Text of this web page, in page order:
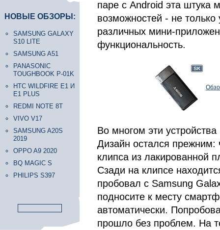
НОВЫЕ ОБЗОРЫ:
SAMSUNG GALAXY
S10 LITE
SAMSUNG A51
PANASONIC
TOUGHBOOK P-01K
HTC WILDFIRE E1 И
E1 PLUS
REDMI NOTE 8T
VIVO V17
SAMSUNG A20S
2019
OPPO A9 2020
BQ MAGIC S
PHILIPS S397
паре с Android эта штука
возможностей - не
различных мини-
функциональность.
Во многом эти
Дизайн остался прежним:
клипса из лакированной
Сзади на клипсе
пробовал с Samsung
подносите к месту
автоматически.
прошло без проблем. На